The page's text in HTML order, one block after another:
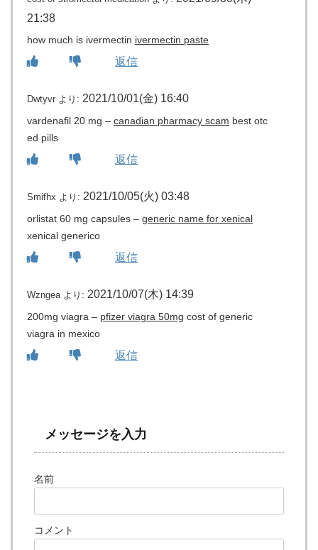
21:38
how much is ivermectin ivermectin paste
返信
Dwtyvr より: 2021/10/01(金) 16:40
vardenafil 20 mg – canadian pharmacy scam best otc
ed pills
返信
Smifhx より: 2021/10/05(火) 03:48
orlistat 60 mg capsules – generic name for xenical
xenical generico
返信
Wzngea より: 2021/10/07(木) 14:39
200mg viagra – pfizer viagra 50mg cost of generic
viagra in mexico
返信
メッセージを入力
名前
コメント